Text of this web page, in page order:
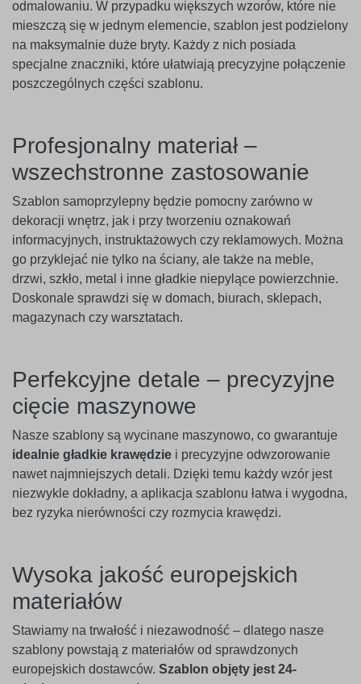
odmalowaniu. W przypadku większych wzorów, które nie
mieszczą się w jednym elemencie, szablon jest podzielony
na maksymalnie duże bryty. Każdy z nich posiada
specjalne znaczniki, które ułatwiają precyzyjne połączenie
poszczególnych części szablonu.
Profesjonalny materiał –
wszechstronne zastosowanie
Szablon samoprzylepny będzie pomocny zarówno w
dekoracji wnętrz, jak i przy tworzeniu oznakowań
informacyjnych, instruktażowych czy reklamowych. Można
go przyklejać nie tylko na ściany, ale także na meble,
drzwi, szkło, metal i inne gładkie niepylące powierzchnie.
Doskonale sprawdzi się w domach, biurach, sklepach,
magazynach czy warsztatach.
Perfekcyjne detale – precyzyjne
cięcie maszynowe
Nasze szablony są wycinane maszynowo, co gwarantuje
idealnie gładkie krawędzie i precyzyjne odwzorowanie
nawet najmniejszych detali. Dzięki temu każdy wzór jest
niezwykle dokładny, a aplikacja szablonu łatwa i wygodna,
bez ryzyka nierówności czy rozmycia krawędzi.
Wysoka jakość europejskich
materiałów
Stawiamy na trwałość i niezawodność – dlatego nasze
szablony powstają z materiałów od sprawdzonych
europejskich dostawców. Szablon objęty jest 24-